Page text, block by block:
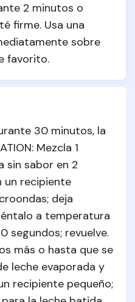
2 minutos o
firme. Usa una
sobre
favorito.
30 minutos, la
Mezcla 1
sin sabor en 2
un recipiente
deja
a temperatura
segundos; revuelve.
más o hasta que se
leche evaporada y
recipiente pequeño;